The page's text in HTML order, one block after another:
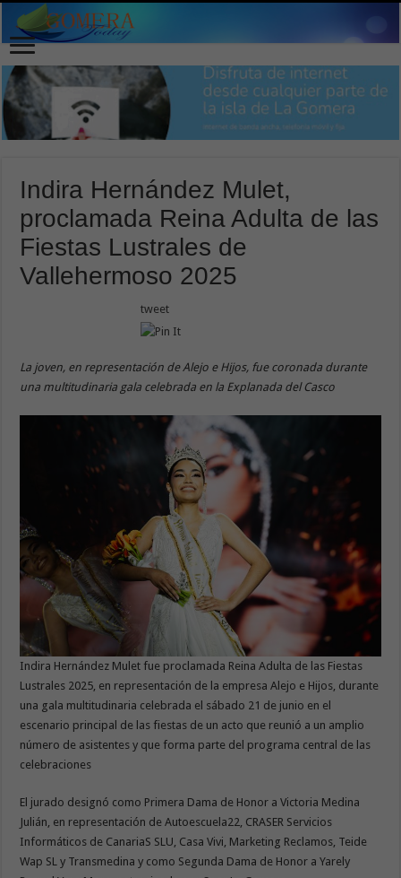
Indira Hernández Mulet,
proclamada Reina Adulta de las
Fiestas Lustrales de
Vallehermoso 2025
tweet
La joven, en representación de Alejo e Hijos, fue coronada durante
una multitudinaria gala celebrada en la Explanada del Casco
Indira Hernández Mulet fue proclamada Reina Adulta de las Fiestas
Lustrales 2025, en representación de la empresa Alejo e Hijos, durante
una gala multitudinaria celebrada el sábado 21 de junio en el
escenario principal de las fiestas de un acto que reunió a un amplio
número de asistentes y que forma parte del programa central de las
celebraciones
El jurado designó como Primera Dama de Honor a Victoria Medina
Julián, en representación de Autoescuela22, CRASER Servicios
Informáticos de CanariaS SLU, Casa Vivi, Marketing Reclamos, Teide
Wap SL y Transmedina y como Segunda Dama de Honor a Yarely